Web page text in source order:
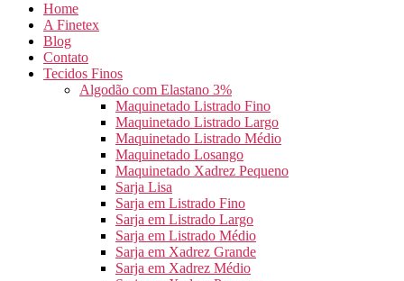
Home
A Finetex
Blog
Contato
Tecidos Finos
Algodão com Elastano 3%
Maquinetado Listrado Fino
Maquinetado Listrado Largo
Maquinetado Listrado Médio
Maquinetado Losango
Maquinetado Xadrez Pequeno
Sarja Lisa
Sarja em Listrado Fino
Sarja em Listrado Largo
Sarja em Listrado Médio
Sarja em Xadrez Grande
Sarja em Xadrez Médio